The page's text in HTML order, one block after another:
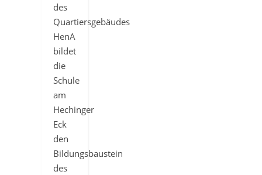
des
Quartiersgebäudes
HenA
bildet
die
Schule
am
Hechinger
Eck
den
Bildungsbaustein
des